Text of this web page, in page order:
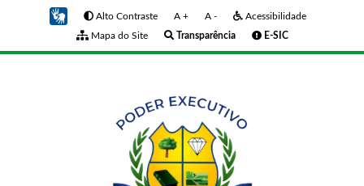
Alto Contraste A + A -
Acessibilidade
Mapa do Site
Transparência E-SIC